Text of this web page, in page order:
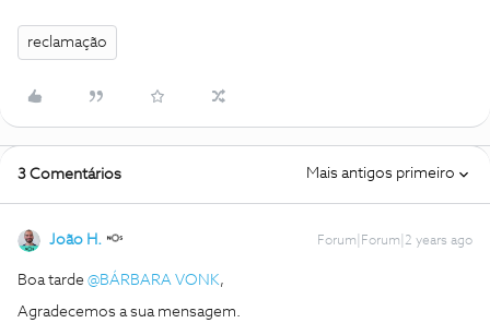
reclamação
3 Comentários Mais antigos primeiro
João H. Forum|Forum|2 years ago
Boa tarde @BÁRBARA VONK,
Agradecemos a sua mensagem.